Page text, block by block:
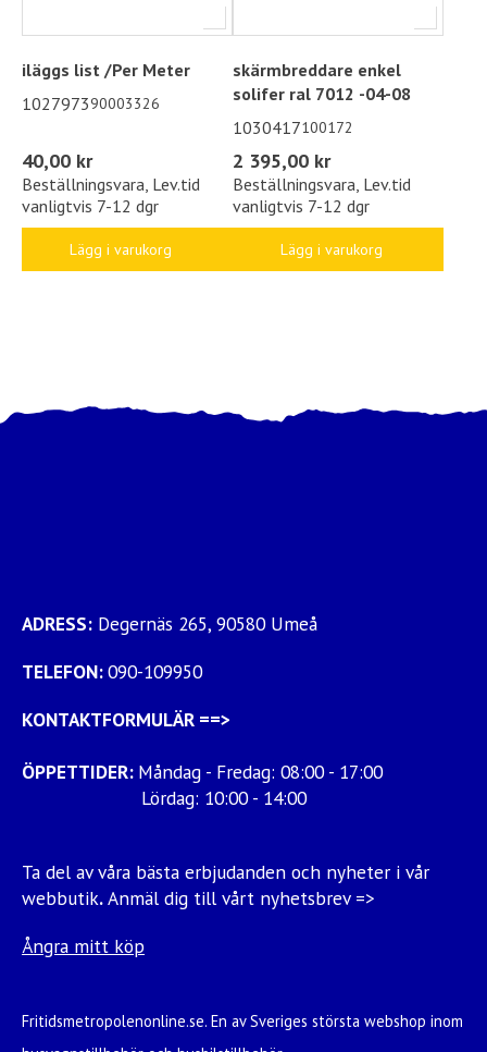
iläggs list /Per Meter
102797390003326
40,00 kr
Beställningsvara, Lev.tid
vanligtvis 7-12 dgr
Lägg i varukorg
skärmbreddare enkel
solifer ral 7012 -04-08
1030417100172
2 395,00 kr
Beställningsvara, Lev.tid
vanligtvis 7-12 dgr
Lägg i varukorg
ADRESS: Degernäs 265, 90580 Umeå
TELEFON:090-109950
KONTAKTFORMULÄR ==>
ÖPPETTIDER: Måndag - Fredag: 08:00 - 17:00
Lördag: 10:00 - 14:00
Ta del av våra bästa erbjudanden och nyheter i vår
webbutik.Anmäl dig till vårt nyhetsbrev =>
Ångra mitt köp
Fritidsmetropolenonline.se. En av Sveriges största webshop inom